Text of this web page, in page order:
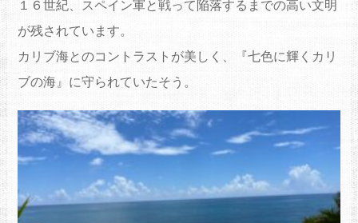
１６世紀、スペイン軍と戦って陥落するまでの高い文明
が残されています。
カリブ海とのコントラストが美しく、『七色に輝くカリ
ブの海』に守られていたそう。